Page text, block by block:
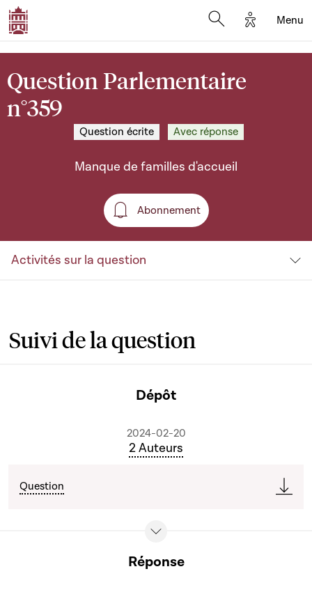
Options
Menu
Question Parlementaire
n°359
Question écrite Avec réponse
Manque de familles d'accueil
Abonnement
Abonnement
Activités sur la question
Suivi de la question
Dépôt
2024-02-20
2 Auteurs
Question
Réponse